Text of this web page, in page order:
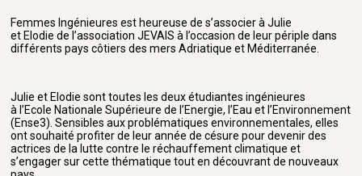
Femmes Ingénieures est heureuse de s’associer à Julie
et Elodie de l’association JEVAIS à l’occasion de leur périple dans
différents pays côtiers des mers Adriatique et Méditerranée.
Julie et Elodie sont toutes les deux étudiantes ingénieures
à l’Ecole Nationale Supérieure de l’Energie, l’Eau et l’Environnement
(Ense3). Sensibles aux problématiques environnementales, elles
ont souhaité profiter de leur année de césure pour devenir des
actrices de la lutte contre le réchauffement climatique et
s’engager sur cette thématique tout en découvrant de nouveaux